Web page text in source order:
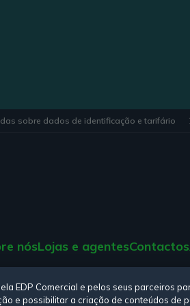
sobre dados de identificação e tarifário
nósLojas e agentesContactos
Consulte a nossaPolítica de privacidade,
EDP Comercial e pelos seus parceiros
e possibilitar a criação de conteúdos de